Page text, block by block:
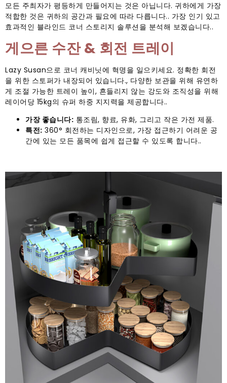
모든 주최자가 평등하게 만들어지는 것은 아닙니다. 귀하에게 가장
적합한 것은 귀하의 공간과 필요에 따라 다릅니다.. 가장 인기 있고
효과적인 블라인드 코너 스토리지 솔루션을 분석해 보겠습니다..
게으른 수잔 & 회전 트레이
Lazy Susan으로 코너 캐비닛에 혁명을 일으키세요. 정확한 회전
을 위한 스토퍼가 내장되어 있습니다., 다양한 보관을 위해 유연하
게 조절 가능한 트레이 높이, 흔들리지 않는 강도와 조직성을 위해
레이어당 15kg의 슈퍼 하중 지지력을 제공합니다..
가장 좋습니다: 통조림, 향료, 유화, 그리고 작은 가전 제품.
특전: 360° 회전하는 디자인으로, 가장 접근하기 어려운 공
간에 있는 모든 품목에 쉽게 접근할 수 있도록 합니다..